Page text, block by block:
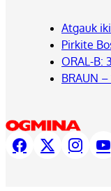
Atgauk
Pirkite
ORAL-B:
BRAUN